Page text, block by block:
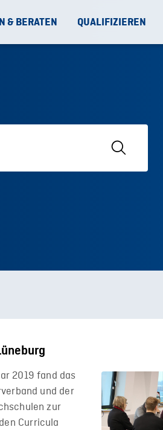
& BERATEN QUALIFIZIEREN
2019 fand das
und der
zur
Curricula